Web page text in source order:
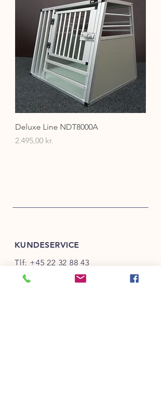
Deluxe Line NDT8000A
Pris
2.495,00 kr.
KUNDESERVICE
Tlf: +45 22 32 88 43
salg@bechtrade.dk